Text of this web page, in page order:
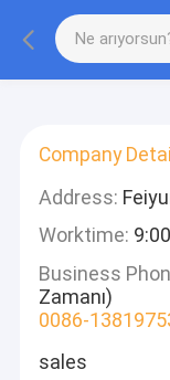
Company
Address:
Worktime:
Business
Zamanı)
0086-
sales